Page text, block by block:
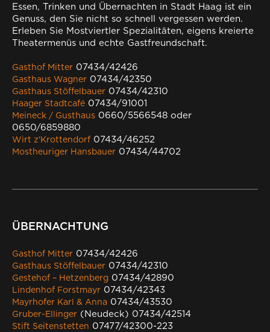
Essen, Trinken und Übernachten in Stadt Haag ist ein
Genuss, den Sie nicht so schnell vergessen werden.
Erleben Sie Mostviertler Spezialitäten, eigens kreierte
Theatermenüs und echte Gastfreundschaft.
Gasthof Mitter 07434/42426
Gasthaus Wagner 07434/42350
Gasthaus Stöffelbauer 07434/42310
Haager Stadtcafé 07434/91001
Meineck / Gusthaus 0660/5566548 oder
0650/6859880
Wirt z'Krottendorf 07434/46252
Mostheuriger Hansbauer 07434/44702
ÜBERNACHTUNG
Gasthof Mitter 07434/42426
Gasthaus Stöffelbauer 07434/42310
Gestehof – Hetzenberg 07434/42890
Lindenhof Forstmayr 07434/42343
Mayrhofer Karl & Anna 07434/43530
Gruber-Ellinger (Neudeck) 07434/42514
Stift Seitenstetten 07477/42300-223